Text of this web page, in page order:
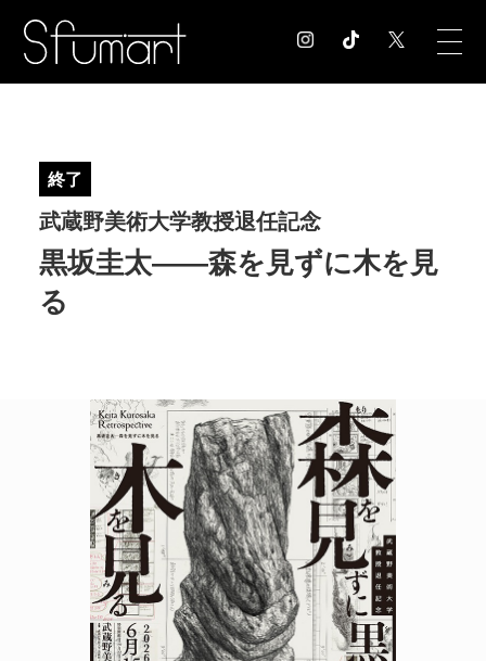
EXHIBITION 展覧会情報
MUSEUM 美術館情報
POLICY COMPANY
終了
武蔵野美術大学教授退任記念
黒坂圭太——森を見ずに木を見
る